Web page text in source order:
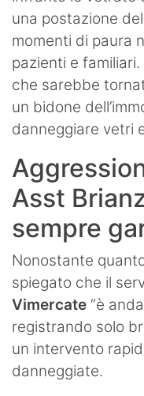
una postazione
momenti di paura
pazienti e familiari.
che sarebbe
un bidone
danneggiare vetri
Asst
sempre
Nonostante
spiegato che il
Vimercate “è
registrando solo
un intervento
danneggiate.